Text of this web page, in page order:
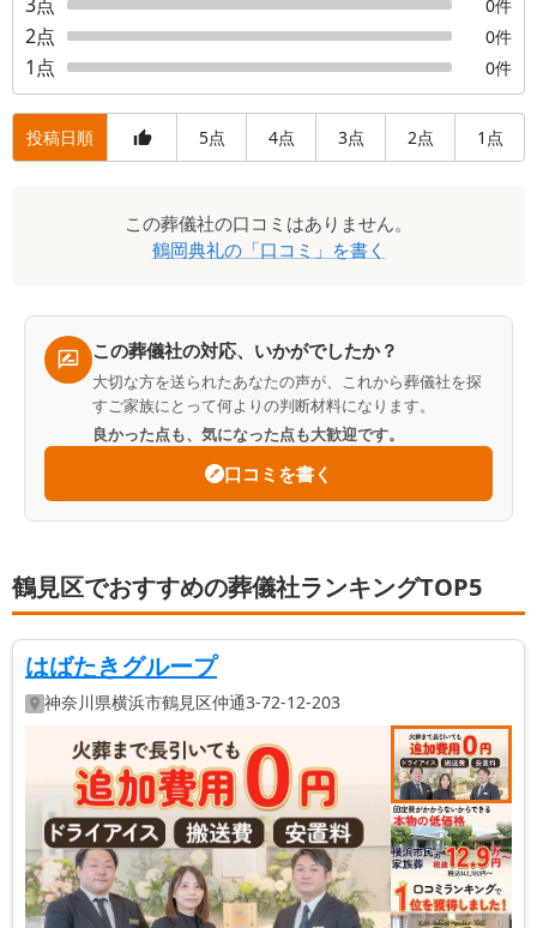
0件
2点 0件
1 点 0件
投稿日順 5点 4点 3点 2点 1 点
この葬儀社の口コミはありません。
鶴岡典礼の「口コミ」を書く
この葬儀社の対応、いかがでしたか？
大切な方を送られたあなたの声が、これから葬儀社を探
すご家族にとって何よりの判断材料になります。
良かった点も、気になった点も大歓迎です。
口コミを書く
鶴見区でおすすめの葬儀社ランキングTOP5
はばたきグループ
神奈川県横浜市鶴見区仲通3-72-12-203